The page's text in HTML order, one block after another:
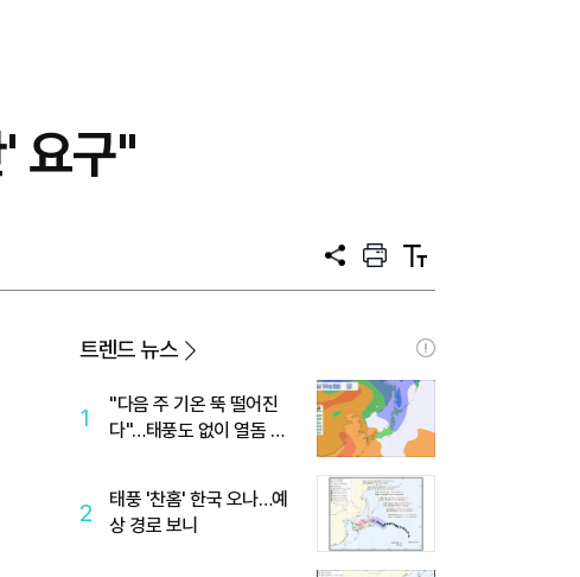
요구"
공
프
트
텍
트
트렌드 뉴스
1
"다음 주 기온 뚝 떨어진
다"…태풍도 없이 열돔 박
2
태풍 '찬홈' 한국 오나…예
상 경로 보니